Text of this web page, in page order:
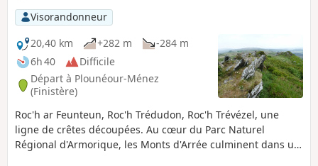
Visorandonneur
20,40 km
+282 m
-284 m
6h 40
Difficile
Départ à Plounéour-Ménez
(Finistère)
Roc'h ar Feunteun, Roc'h Trédudon, Roc'h Trévézel, une
ligne de crêtes découpées. Au cœur du Parc Naturel
Régional d'Armorique, les Monts d'Arrée culminent dans un